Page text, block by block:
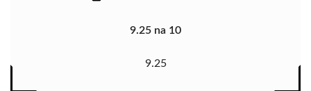
9.25 na 10
9.25